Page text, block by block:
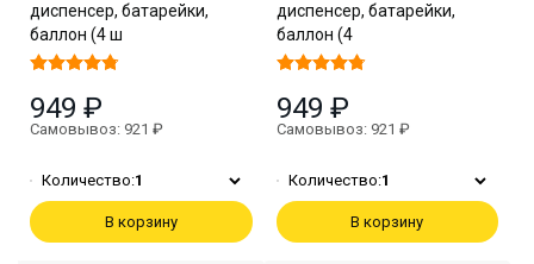
диспенсер, батарейки,
баллон (4 ш
949 ₽
Самовывоз: 921 ₽
Количество:1
В корзину
диспенсер, батарейки,
баллон (4
949 ₽
Самовывоз: 921 ₽
Количество:1
В корзину